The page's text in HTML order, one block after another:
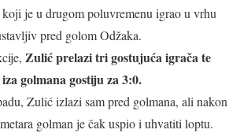
je u drugom poluvremenu igrao u vrhu
pred golom Odžaka.
Zulić prelazi tri gostujuća igrača te
golmana gostiju za 3:0.
Zulić izlazi sam pred golmana, ali nakon
golman je čak uspio i uhvatiti loptu.